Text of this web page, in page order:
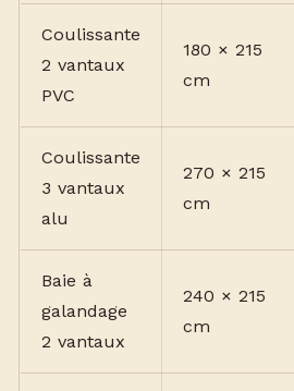
Coulissante
2 vantaux
PVC
180 × 215
cm
Coulissante
3 vantaux
alu
270 × 215
cm
Baie à
galandage
2 vantaux
240 × 215
cm